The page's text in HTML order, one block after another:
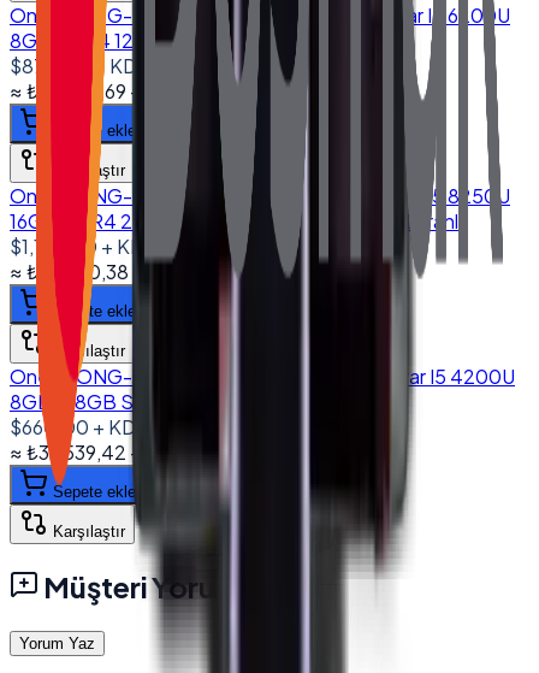
Onega ONG-1560 15.6'' Dokunmatik Bilgisayar I5 6200U
8GB DDR4 128GB SSD 10.1" Müşteri Ekranlı
$870.00
+ KDV
≈₺41.574,69 + KDV (% 20
Sepete ekle
Karşılaştır
Onega ONG-1560 15.6'' Dokunmatik Bilgisayar I5 8250U
16GB DDR4 256GB NVMe SSD 10.1" Müşteri Ekranlı
$1,125.00 + KDV
≈₺53.760,38 + KDV 20)
Sepete ekle
Karşılaştır
Onega ONG-1850 18.5'' Dokunmatik Bilgisayar I5 4200U
8GB 128GB SSD 10.1" Müşteri Ekranlı
$660.00 + KDV
≈₺31.539,42 + KDV
Sepete ekle
Karşılaştır
Müşteri Yorumları
Yorum Yaz